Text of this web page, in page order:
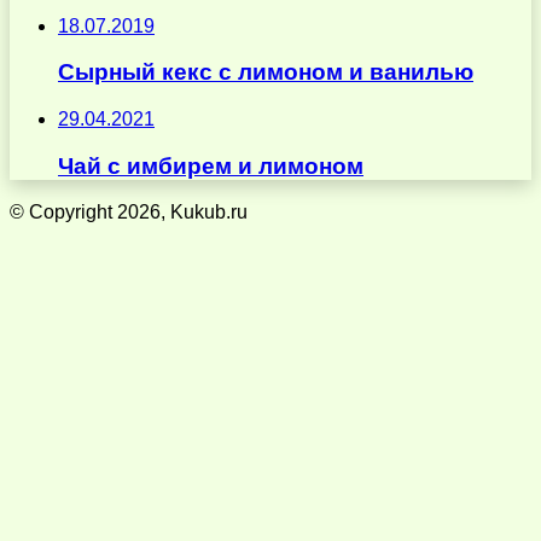
18.07.2019
Сырный кекс с лимоном и ванилью
29.04.2021
Чай с имбирем и лимоном
© Copyright 2026, Kukub.ru